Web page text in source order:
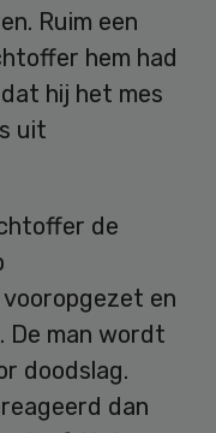
Ruim een
hem had
hij het mes
uit
de
en
De man wordt
doodslag.
dan